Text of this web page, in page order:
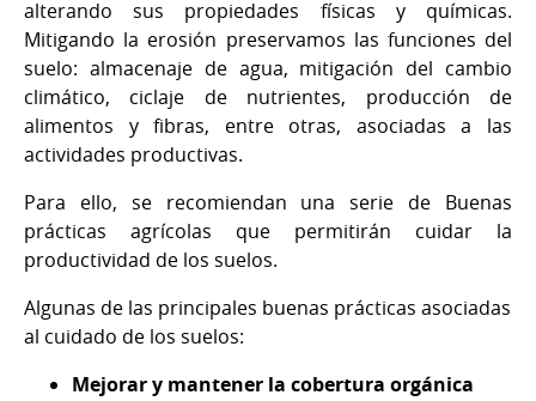
alterando sus propiedades físicas y químicas.
Mitigando la erosión preservamos las funciones del
suelo: almacenaje de agua, mitigación del cambio
climático, ciclaje de nutrientes, producción de
alimentos y fibras, entre otras, asociadas a las
actividades productivas.
Para ello, se recomiendan una serie de Buenas
prácticas agrícolas que permitirán cuidar la
productividad de los suelos.
Algunas de las principales buenas prácticas asociadas
al cuidado de los suelos:
Mejorar y mantener la cobertura orgánica